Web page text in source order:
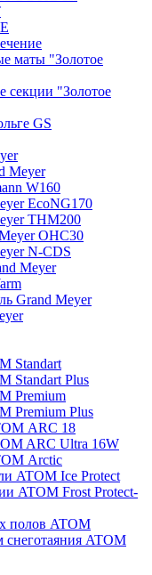
маты "Золотое
секции "Золотое
GS
Meyer
W160
EcoNG170
THM200
OHC30
N-CDS
Meyer
Grand Meyer
Standart
Standart Plus
Premium
Premium Plus
ARC 18
ARC Ultra 16W
Arctic
ATOM Ice Protect
ATOM Frost Protect-
полов ATOM
ATOM